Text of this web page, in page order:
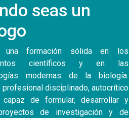
seas un
una formación sólida en los
científicos y en las
modernas de la biología.
profesional disciplinado, autocrítico
de formular, desarrollar y
de investigación y de